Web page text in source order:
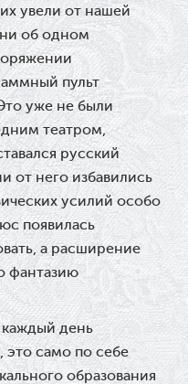
увели от нашей
ни об одном
пульт
уже не были
театром,
русский
от него избавились
усилий особо
появилась
а расширение
фантазию
каждый день
это само по себе
образования